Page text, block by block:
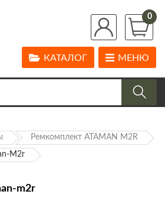
0
МЕНЮ
КАТАЛОГ
Ремкомплект АТАМАN M2R
M2r
m2r